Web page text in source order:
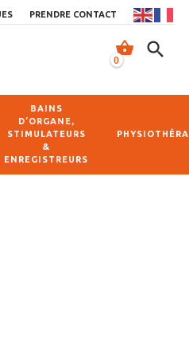
0
shopping_basket search
PRENDRE CONTACT
BAINS
D’ORGANE,
STIMULATEURS
&
ENREGISTREURS